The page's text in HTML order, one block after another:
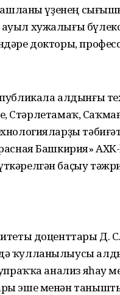
үҙенең
хужалығы
докторы,
алдынғы
Стәрлетамаҡ,
Башкирия»
баҫыу
доценттары Д.
ҡулланылыусы
анализ яһау
эше менән